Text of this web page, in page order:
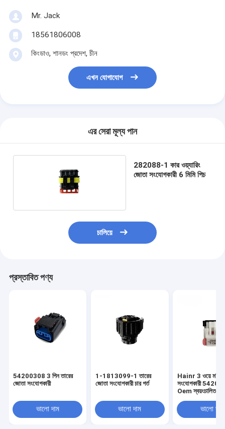
Mr. Jack
18561806008
কিংডাও, শানডং প্রদেশ, চীন
এখন যোগাযোগ
এর সেরা মূল্য পান
282088-1 কার ওয়্যারিং
জোতা সংযোগকারী 6 মিমি পিচ
চালিয়ে
প্রস্তাবিত পণ্য
54200308 3 পিন তারের
জোতা সংযোগকারী
ভালো দাম
1-1813099-1 তারের
জোতা সংযোগকারী চার গর্ত
ভালো দাম
Hainr 3 ওয়ে মহিলা
সংযোগকারী
Oem স্বয়ংচালিত
ভালো দাম